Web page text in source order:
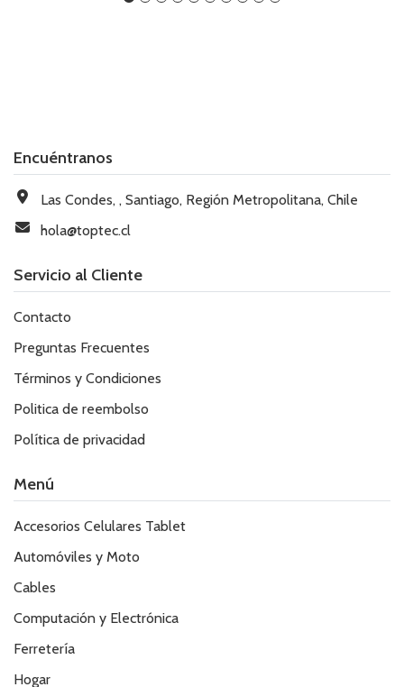
Encuéntranos
Las Condes, , Santiago, Región Metropolitana, Chile
hola@toptec.cl
Servicio al Cliente
Contacto
Preguntas Frecuentes
Términos y Condiciones
Politica de reembolso
Política de privacidad
Menú
Accesorios Celulares Tablet
Automóviles y Moto
Cables
Computación y Electrónica
Ferretería
Hogar